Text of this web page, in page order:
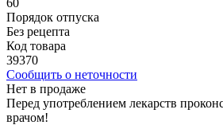
Порядок отпуска
Без рецепта
Код товара
39370
Сообщить о неточности
Нет в продаже
Перед употреблением лекарств
врачом!